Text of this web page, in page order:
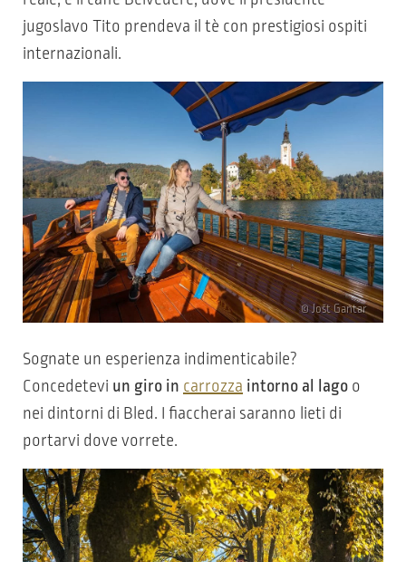
jugoslavo Tito prendeva il tè con prestigiosi ospiti
internazionali.
© Jošt Gantar
Sognate un esperienza indimenticabile?
Concedetevi un giro in carrozza intorno al lago o
nei dintorni di Bled. I fiaccherai saranno lieti di
portarvi dove vorrete.